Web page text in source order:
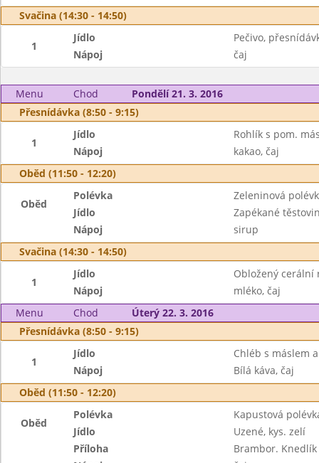
Svačina (14:30 - 14:50)
1
Jídlo
Pečivo,
Nápoj
čaj
Menu Chod
Pondělí 21. 3. 2016
Přesnídávka (8:50 - 9:15)
1
Jídlo
Rohlík s pom.
Nápoj
kakao, čaj
Oběd (11:50 - 12:20)
Oběd
Polévka
Zeleninová
Jídlo
Zapékané
Nápoj
sirup
Svačina (14:30 - 14:50)
1
Jídlo
Obložený cerální
Nápoj
mléko, čaj
Menu
Chod
Úterý 22. 3. 2016
Přesnídávka (8:50 - 9:15)
1
Jídlo
Chléb s máslem
Nápoj
Bílá káva, čaj
Oběd (11:50 - 12:20)
Oběd
Polévka
Kapustová
Jídlo
Uzené, kys. zelí
Příloha
Brambor. Knedlík